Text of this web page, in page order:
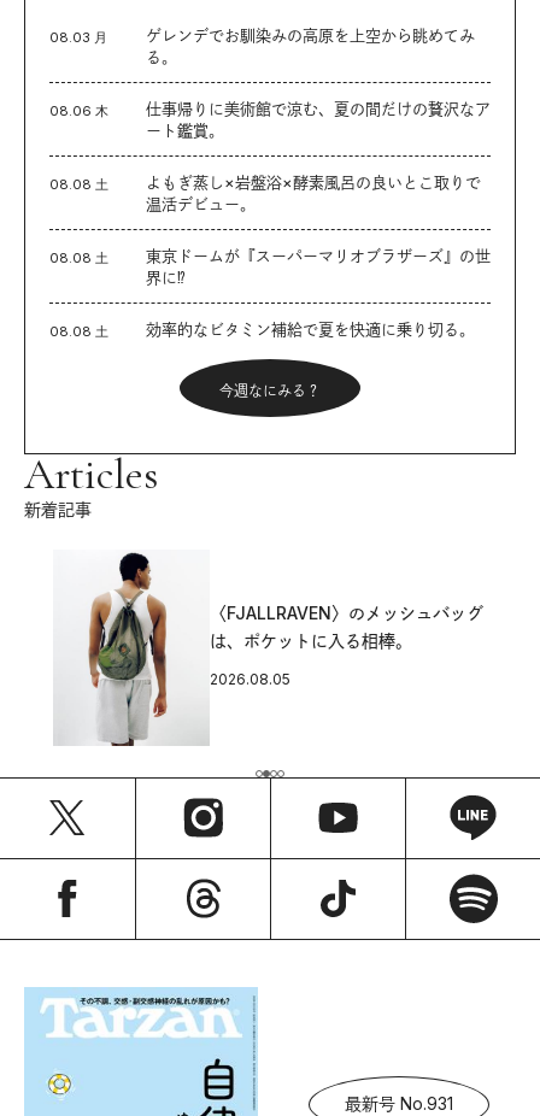
08.03 月
ゲレンデでお馴染みの高原を上空から眺めてみ
る。
08.06 木
仕事帰りに美術館で涼む、夏の間だけの贅沢なア
ート鑑賞。
08.08 土
よもぎ蒸し×岩盤浴×酵素風呂の良いとこ取りで
温活デビュー。
08.08 土
東京ドームが『スーパーマリオブラザーズ』の世
界に⁉︎
08.08 土 効率的なビタミン補給で夏を快適に乗り切る。
今週なにみる？
Articles
新着記事
〈FJALLRAVEN〉のメッシュバッグ
は、ポケットに入る相棒。
2026.08.05
最新号 No.931